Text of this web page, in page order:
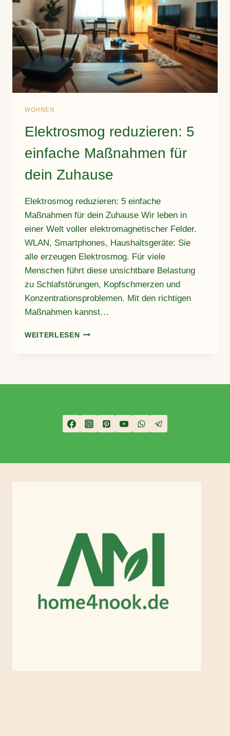
WOHNEN
Elektrosmog reduzieren: 5
einfache Maßnahmen für
dein Zuhause
Elektrosmog reduzieren: 5 einfache
Maßnahmen für dein Zuhause Wir leben in
einer Welt voller elektromagnetischer Felder.
WLAN, Smartphones, Haushaltsgeräte: Sie
alle erzeugen Elektrosmog. Für viele
Menschen führt diese unsichtbare Belastung
zu Schlafstörungen, Kopfschmerzen und
Konzentrationsproblemen. Mit den richtigen
Maßnahmen kannst…
WEITERLESENELEKTROSMOG
ÜR D